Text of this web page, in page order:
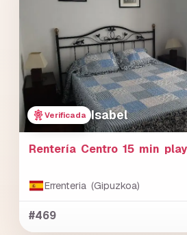
Verificada Isabel
Rentería Centro 15 min
Errenteria (Gipuzkoa)
#469